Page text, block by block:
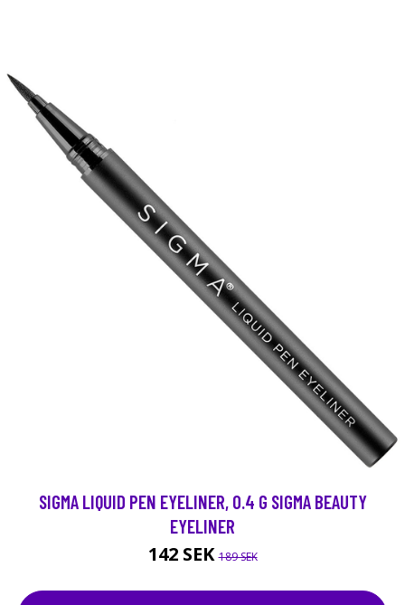
SIGMA LIQUID PEN EYELINER, 0.4 G SIGMA BEAUTY
EYELINER
142 SEK189 SEK